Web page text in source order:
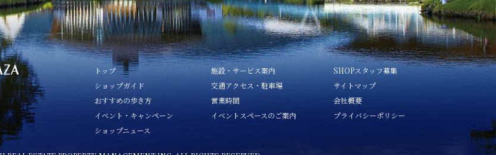
トップ
ショップガイド
おすすめの歩き方
イベント・キャンペーン
ショップニュース
施設・サービス案内
交通アクセス・駐車場
営業時間
イベントスペースのご案内
SHOPスタッフ募集
サイトマップ
会社概要
プライバシーポリシー